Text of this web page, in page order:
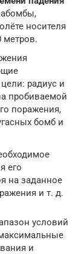
носителя
метров.
радиус и
пробиваемой
поражения,
бомб и
его
на заданное
и т. д.
условий
и